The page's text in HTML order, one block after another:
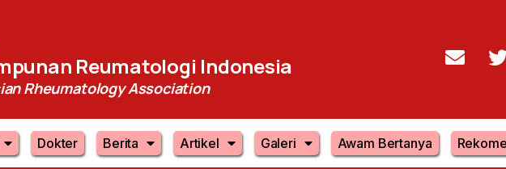
Reumatologi Indonesia
Rheumatology Association
Dokter Berita Artikel Galeri Awam Bertanya